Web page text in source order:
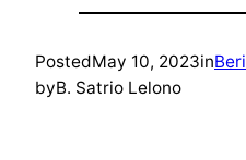
PostedMay 10, 2023in
byB. Satrio Lelono